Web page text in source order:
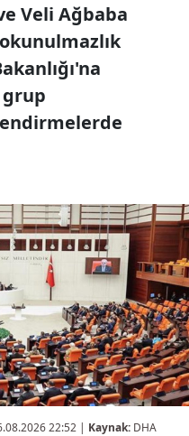
Veli Ağbaba
22:52 | Kaynak: DHA